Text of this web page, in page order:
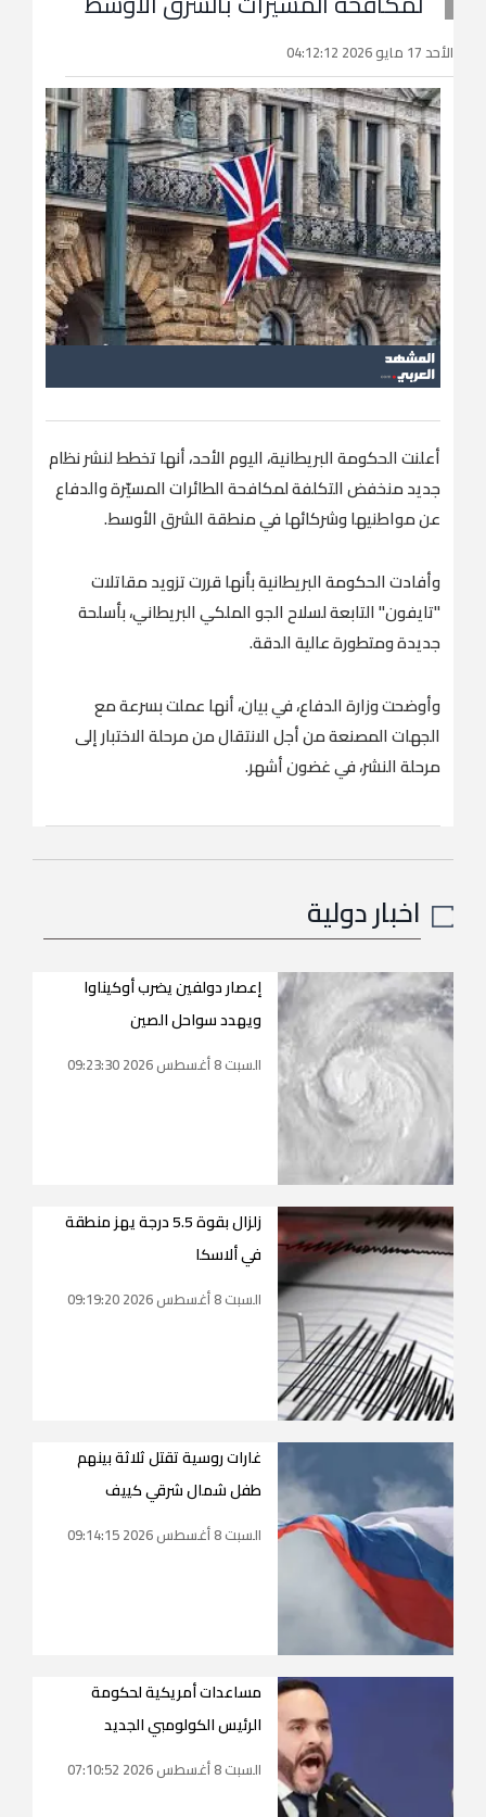
الأحد 17 مايو 2026 04:12:12
أعلنت الحكومة البريطانية، اليوم الأحد، أنها تخطط لنشر نظام
جديد منخفض التكلفة لمكافحة الطائرات المسيّرة والدفاع
عن مواطنيها وشركائها في منطقة الشرق الأوسط.
وأفادت الحكومة البريطانية بأنها قررت تزويد مقاتلات
"تايفون" التابعة لسلاح الجو الملكي البريطاني، بأسلحة
جديدة ومتطورة عالية الدقة.
وأوضحت وزارة الدفاع، في بيان، أنها عملت بسرعة مع
الجهات المصنعة من أجل الانتقال من مرحلة الاختبار إلى
مرحلة النشر، في غضون أشهر.
اخبار دولية
إعصار دولفين يضرب أوكيناوا
ويهدد سواحل الصين
السبت 8 أغسطس 2026 09:23:30
زلزال بقوة 5.5 درجة يهز منطقة
في ألاسكا
السبت 8 أغسطس 2026 09:19:20
غارات روسية تقتل ثلاثة بينهم
طفل شمال شرقي كييف
السبت 8 أغسطس 2026 09:14:15
مساعدات أمريكية لحكومة
الرئيس الكولومبي الجديد
السبت 8 أغسطس 2026 07:10:52